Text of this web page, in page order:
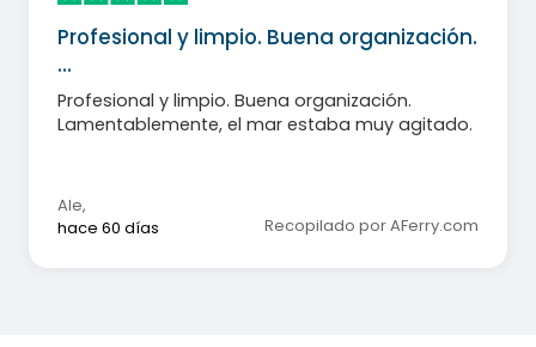
Profesional y limpio. Buena organización.
…
Profesional y limpio. Buena organización.
Lamentablemente, el mar estaba muy agitado.
Ale,
hace 60 días
Recopilado por AFerry.com